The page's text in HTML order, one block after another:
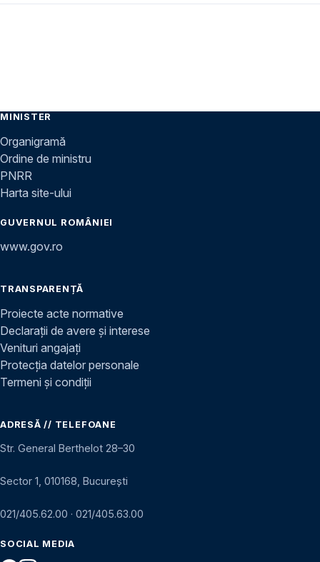
MINISTER
Organigramă
Ordine de ministru
PNRR
Harta site-ului
GUVERNUL ROMÂNIEI
www.gov.ro
TRANSPARENȚĂ
Proiecte acte normative
Declarații de avere și interese
Venituri angajați
Protecția datelor personale
Termeni și condiții
ADRESĂ // TELEFOANE
Str. General Berthelot 28–30
Sector 1, 010168, București
021/405.62.00 · 021/405.63.00
SOCIAL MEDIA